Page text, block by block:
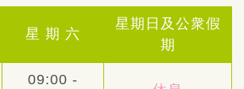
星 期 六
星期日及公衆假
期
09:00 -